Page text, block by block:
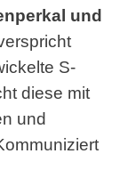
und
S-
diese mit
und